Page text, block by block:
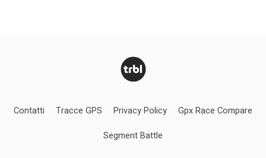
Contatti Tracce GPS Privacy Policy Gpx Race Compare
Segment Battle